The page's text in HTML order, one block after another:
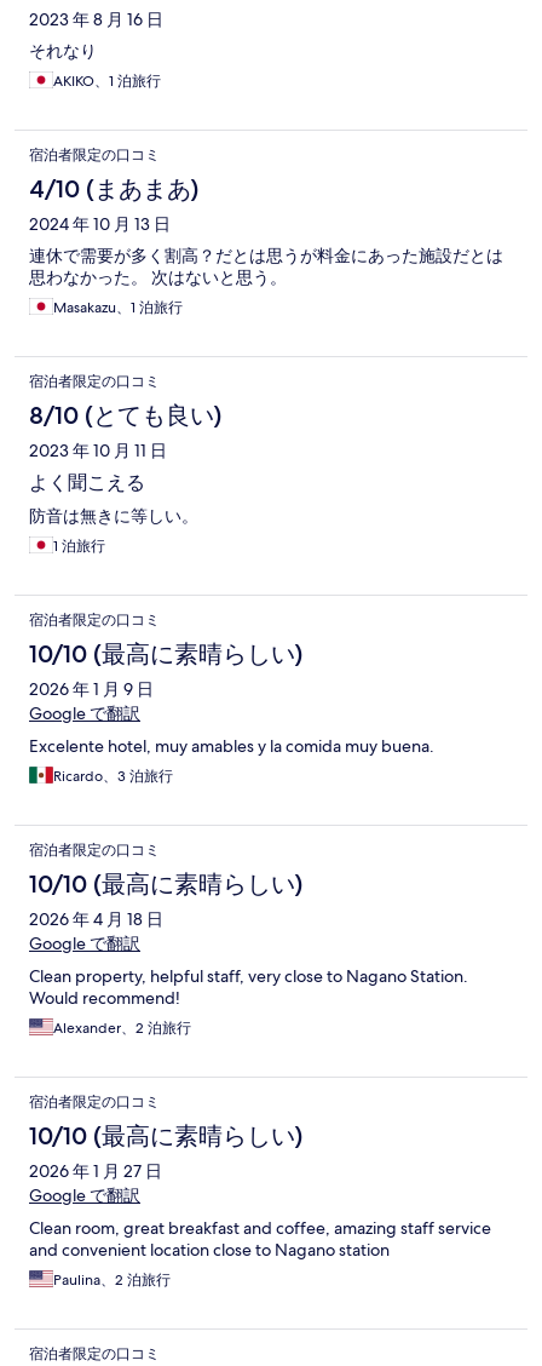
2023 年 8 月 16 日
それなり
AKIKO、1 泊旅行
宿泊者限定の口コミ
4/10 (まあまあ)
2024 年 10 月 13 日
連休で需要が多く割高？だとは思うが料金にあった施設だとは
思わなかった。 次はないと思う。
Masakazu、1 泊旅行
宿泊者限定の口コミ
8/10 (とても良い)
2023 年 10 月 11 日
よく聞こえる
防音は無きに等しい。
1 泊旅行
宿泊者限定の口コミ
10/10 (最高に素晴らしい)
2026 年 1 月 9 日
Google で翻訳
Excelente hotel, muy amables y la comida muy buena.
Ricardo、3 泊旅行
宿泊者限定の口コミ
10/10 (最高に素晴らしい)
2026 年 4 月 18 日
Google で翻訳
Clean property, helpful staff, very close to Nagano Station.
Would recommend!
Alexander、2 泊旅行
宿泊者限定の口コミ
10/10 (最高に素晴らしい)
2026 年 1 月 27 日
Google で翻訳
Clean room, great breakfast and coffee, amazing staff service
and convenient location close to Nagano station
Paulina、2 泊旅行
宿泊者限定の口コミ